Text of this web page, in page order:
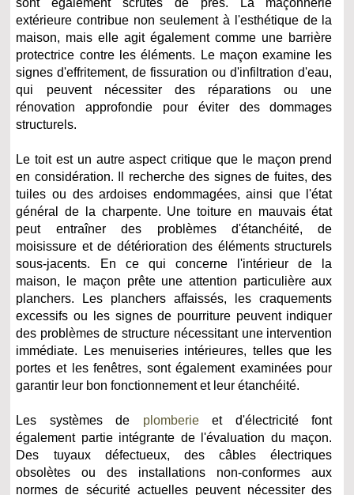
extérieure contribue non seulement à l'esthétique de la
maison, mais elle agit également comme une barrière
protectrice contre les éléments. Le maçon examine les
signes d'effritement, de fissuration ou d'infiltration d'eau,
qui peuvent nécessiter des réparations ou une
rénovation approfondie pour éviter des dommages
structurels.
Le toit est un autre aspect critique que le maçon prend
en considération. Il recherche des signes de fuites, des
tuiles ou des ardoises endommagées, ainsi que l'état
général de la charpente. Une toiture en mauvais état
peut entraîner des problèmes d'étanchéité, de
moisissure et de détérioration des éléments structurels
sous-jacents. En ce qui concerne l'intérieur de la
maison, le maçon prête une attention particulière aux
planchers. Les planchers affaissés, les craquements
excessifs ou les signes de pourriture peuvent indiquer
des problèmes de structure nécessitant une intervention
immédiate. Les menuiseries intérieures, telles que les
portes et les fenêtres, sont également examinées pour
garantir leur bon fonctionnement et leur étanchéité.
Les systèmes de plomberieet d'électricité font
également partie intégrante de l'évaluation du maçon.
Des tuyaux défectueux, des câbles électriques
obsolètes ou des installations non-conformes aux
normes de sécurité actuelles peuvent nécessiter des